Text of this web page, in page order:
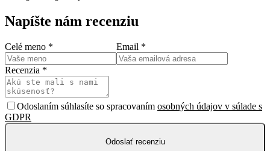
Napíšte nám recenziu
Celé meno * Email *
Recenzia *
Odoslaním súhlasíte so spracovaním osobných údajov v súlade s
GDPR
Odoslať recenziu